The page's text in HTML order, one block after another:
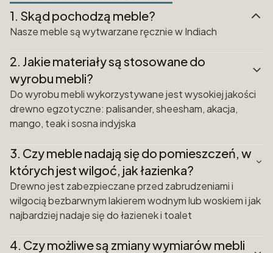
1. Skąd pochodzą meble?
Nasze meble są wytwarzane ręcznie w Indiach
2. Jakie materiały są stosowane do
wyrobu mebli?
Do wyrobu mebli wykorzystywane jest wysokiej jakości
drewno egzotyczne: palisander, sheesham, akacja,
mango, teak i sosna indyjska
3. Czy meble nadają się do pomieszczeń, w
których jest wilgoć, jak łazienka?
Drewno jest zabezpieczane przed zabrudzeniami i
wilgocią bezbarwnym lakierem wodnym lub woskiem i jak
najbardziej nadaje się do łazienek i toalet
4. Czy możliwe są zmiany wymiarów mebli